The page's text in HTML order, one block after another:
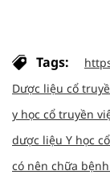
Tags:
Dược liệu cổ
y học cổ truyền
dược liệu Y học
có nên chữa